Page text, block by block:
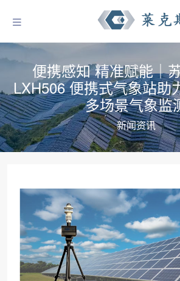
便携感知 精准赋能｜
LXH506 便携式气象站助
多场景气象监
新闻资讯